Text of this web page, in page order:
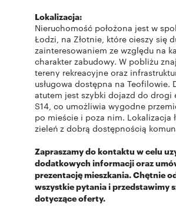
Lokalizacja:
Nieruchomość położona jest w
Łodzi, na Złotnie, które cieszy się
zainteresowaniem ze względu na
charakter zabudowy. W pobliżu
tereny rekreacyjne oraz
usługowa dostępna na Teofilowie.
atutem jest szybki dojazd do drogi
S14, co umożliwia wygodne
po mieście i poza nim. Lokalizacja
zieleń z dobrą dostępnością
Zapraszamy do kontaktu w celu
dodatkowych informacji oraz
prezentację mieszkania. Chętnie
wszystkie pytania i przedstawimy
dotyczące oferty.